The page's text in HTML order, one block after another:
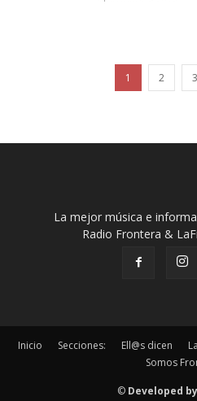
1 2 3
La mejor música e
Radio Frontera &
Inicio Secciones: Ell@s dicen
Somos
© Developed